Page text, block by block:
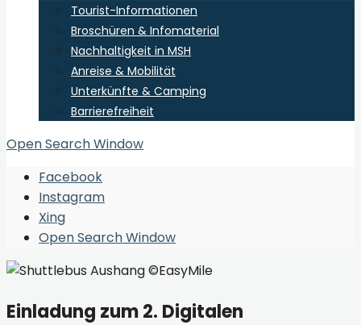
Tourist-Informationen
Broschüren & Infomaterial
Nachhaltigkeit in MSH
Anreise & Mobilität
Unterkünfte & Camping
Barrierefreiheit
Open Search Window
Facebook
Instagram
Xing
Open Search Window
Einladung zum 2. Digitalen